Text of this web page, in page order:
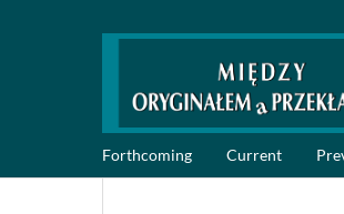
Forthcoming Current